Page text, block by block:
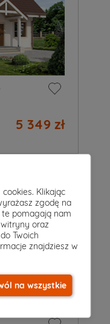
5 349 zł
Klikając
zgodę na
te pomagają nam
oraz
Twoich
znajdziesz w
na wszystkie